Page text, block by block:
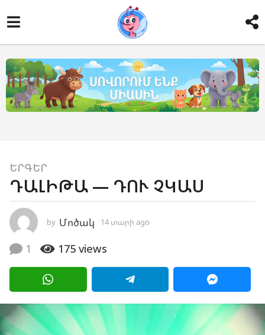
1
4
ա
ր
ի
a
o
8
տ
ԵՐԳԵՐ
ԴԱԼԻԹԱ — ԴՈՒ ՉԿԱՍ
by Մոծակ 14 տարի ago
ի
g
1 175 views